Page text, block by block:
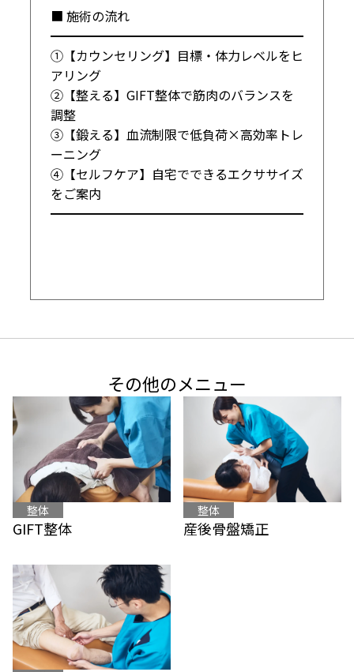
■ 施術の流れ
━━━━━━━━━━━━━━━━━━━━
①【カウンセリング】目標・体力レベルをヒ
アリング
②【整える】GIFT整体で筋肉のバランスを
調整
③【鍛える】血流制限で低負荷×高効率トレ
ーニング
④【セルフケア】自宅でできるエクササイズ
をご案内
━━━━━━━━━━━━━━━━━━━━
その他のメニュー
整体
GIFT整体
整体
産後骨盤矯正